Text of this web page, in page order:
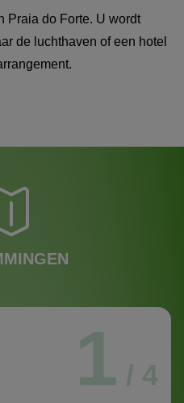
Praia do Forte. U wordt
de luchthaven of een hotel
1 / 4